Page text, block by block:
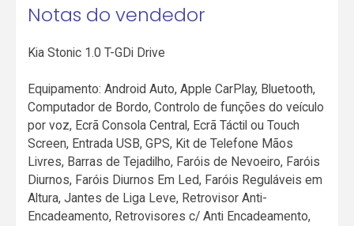
Notas do vendedor
Kia Stonic 1.0 T-GDi Drive
Equipamento: Android Auto, Apple CarPlay, Bluetooth,
Computador de Bordo, Controlo de funções do veículo
por voz, Ecrã Consola Central, Ecrã Táctil ou Touch
Screen, Entrada USB, GPS, Kit de Telefone Mãos
Livres, Barras de Tejadilho, Faróis de Nevoeiro, Faróis
Diurnos, Faróis Diurnos Em Led, Faróis Reguláveis em
Altura, Jantes de Liga Leve, Retrovisor Anti-
Encadeamento, Retrovisores c/ Anti Encadeamento,